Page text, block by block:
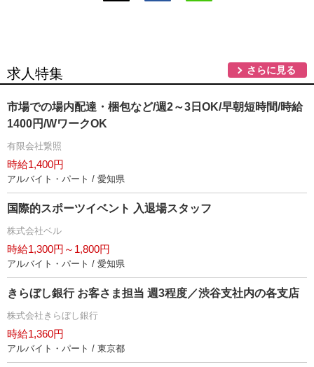
求人特集 さらに見る
市場での場内配達・梱包など/週2～3日OK/早朝短時間/時給
1400円/WワークOK
有限会社繋照
時給1,400円
アルバイト・パート / 愛知県
国際的スポーツイベント 入退場スタッフ
株式会社ベル
時給1,300円～1,800円
アルバイト・パート / 愛知県
きらぼし銀行 お客さま担当 週3程度／渋谷支社内の各支店
株式会社きらぼし銀行
時給1,360円
アルバイト・パート / 東京都